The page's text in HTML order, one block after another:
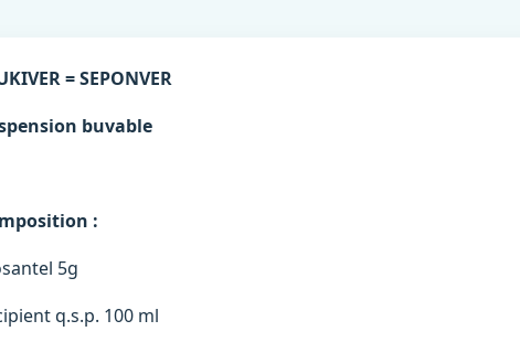
= SEPONVER
buvable
:
5g
q.s.p. 100 ml